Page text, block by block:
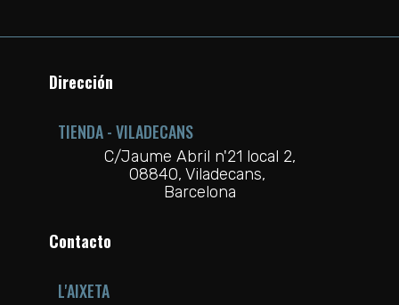
Dirección
TIENDA - VILADECANS
C/Jaume Abril n'21 local 2,
08840, Viladecans,
Barcelona
Contacto
L'AIXETA